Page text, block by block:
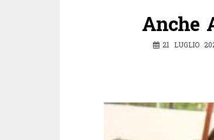
Anche
21 LUGLIO